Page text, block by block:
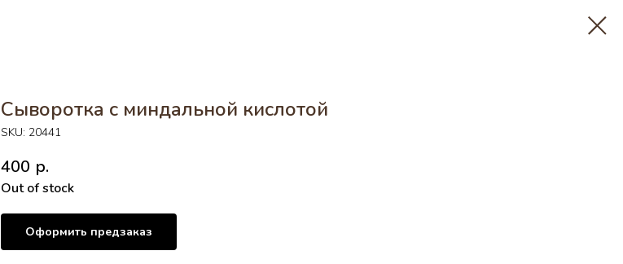
Сыворотка с миндальной кислотой
SKU: 20441
400 р.
Out of stock
Оформить предзаказ